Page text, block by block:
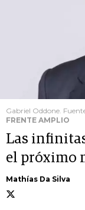
Gabriel Oddone.
FRENTE AMPLIO
Las
el próximo
Mathías Da Silva